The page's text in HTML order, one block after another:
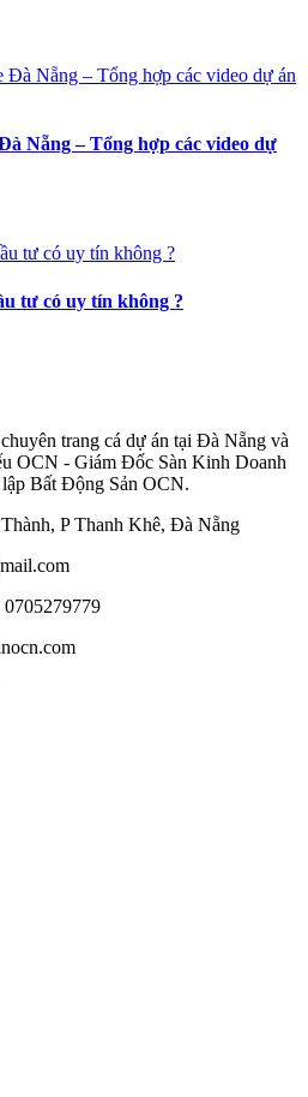
Nẵng – Tổng hợp các video dự
tư có uy tín không ?
trang cá dự án tại Đà Nẵng và
OCN - Giám Đốc Sàn Kinh Doanh
Bất Động Sản OCN.
P Thanh Khê, Đà Nẵng